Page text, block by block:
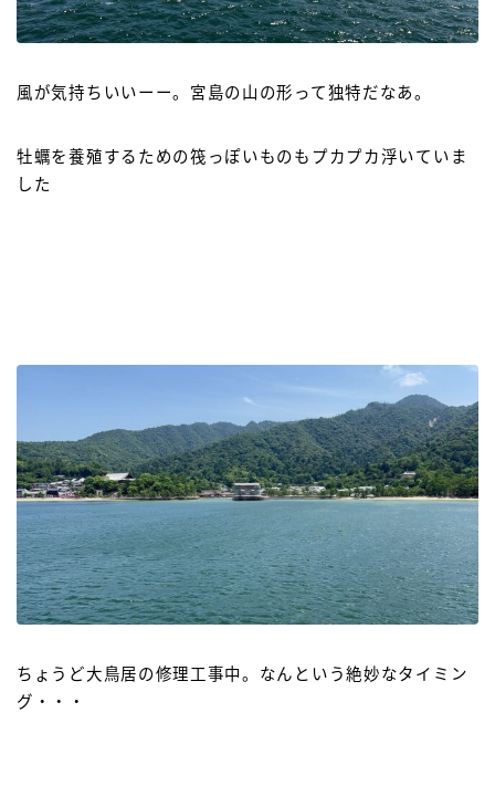
風が気持ちいいーー。宮島の山の形って独特だなあ。
牡蠣を養殖するための筏っぽいものもプカプカ浮いていま
した
ちょうど大鳥居の修理工事中。なんという絶妙なタイミン
グ・・・